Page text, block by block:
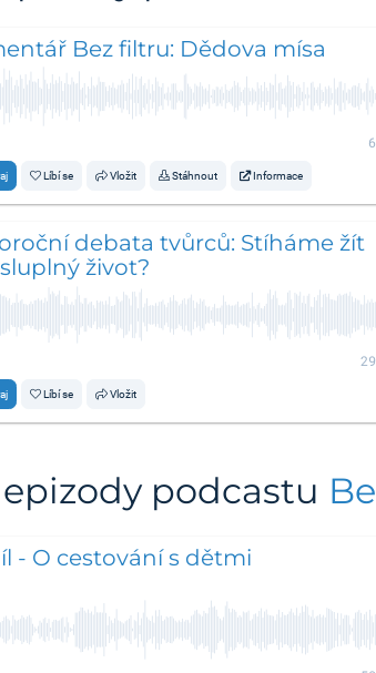
Bez filtru: Dědova mísa
Líbí se Vložit Stáhnout Informace
debata tvůrců: Stíháme žít
život?
Líbí se Vložit
podcastu
- O cestování s dětmi